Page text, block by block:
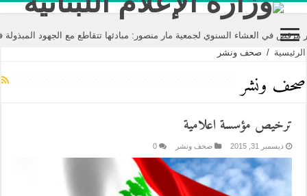
في العشاء السنوي لجمعية مار منصور: مبادئها تتقاطع مع الجهود المبذولة في
الرئيسية / صحف ونشر
صحف ونشر
ترخيص مؤسسة اعلامية
ديسمبر 31, 2015 صحف ونشر 0